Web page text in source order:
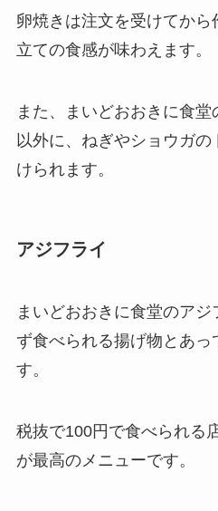
卵焼きは注文を受けてか
立ての食感が味わえます。
また、まいどおおきに食
以外に、ねぎやショウガ
けられます。
アジフライ
まいどおおきに食堂のア
ず食べられる揚げ物とあ
す。
税抜で100円で食べられる
が最高のメニューです。